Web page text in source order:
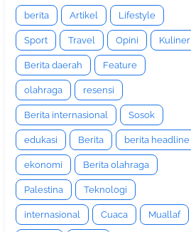
berita Artikel Lifestyle
Sport Travel Opini Kuliner
Berita daerah Feature
olahraga resensi
Berita internasional Sosok
edukasi Berita berita headline
ekonomi Berita olahraga
Palestina Teknologi
internasional Cuaca Muallaf